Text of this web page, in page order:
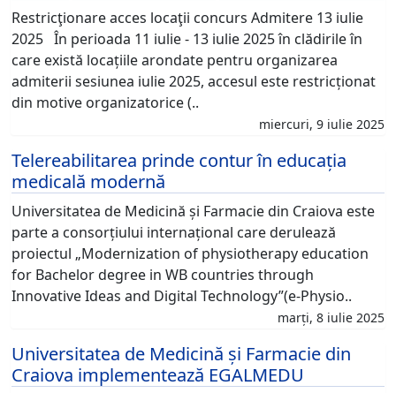
Restricţionare acces locaţii concurs Admitere 13 iulie
2025 În perioada 11 iulie - 13 iulie 2025 în clădirile în
care există locațiile arondate pentru organizarea
admiterii sesiunea iulie 2025, accesul este restricționat
din motive organizatorice (..
miercuri, 9 iulie 2025
Telereabilitarea prinde contur în educația
medicală modernă
Universitatea de Medicină și Farmacie din Craiova este
parte a consorțiului internațional care derulează
proiectul „Modernization of physiotherapy education
for Bachelor degree in WB countries through
Innovative Ideas and Digital Technology”(e-Physio..
marți, 8 iulie 2025
Universitatea de Medicină și Farmacie din
Craiova implementează EGALMEDU